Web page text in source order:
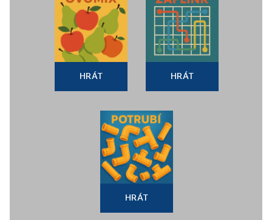
HRÁT HRÁT
HRÁT